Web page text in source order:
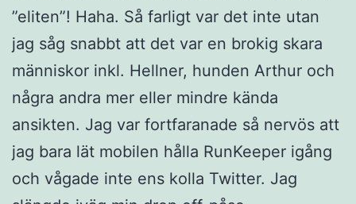
”eliten”! Haha. Så farligt var det inte utan
jag såg snabbt att det var en brokig skara
människor inkl. Hellner, hunden Arthur och
några andra mer eller mindre kända
ansikten. Jag var fortfaranade så nervös att
jag bara lät mobilen hålla RunKeeper igång
och vågade inte ens kolla Twitter. Jag